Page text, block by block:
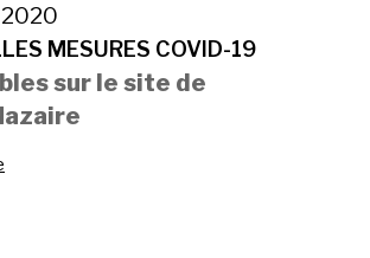
MESURES COVID-19
sur le site de